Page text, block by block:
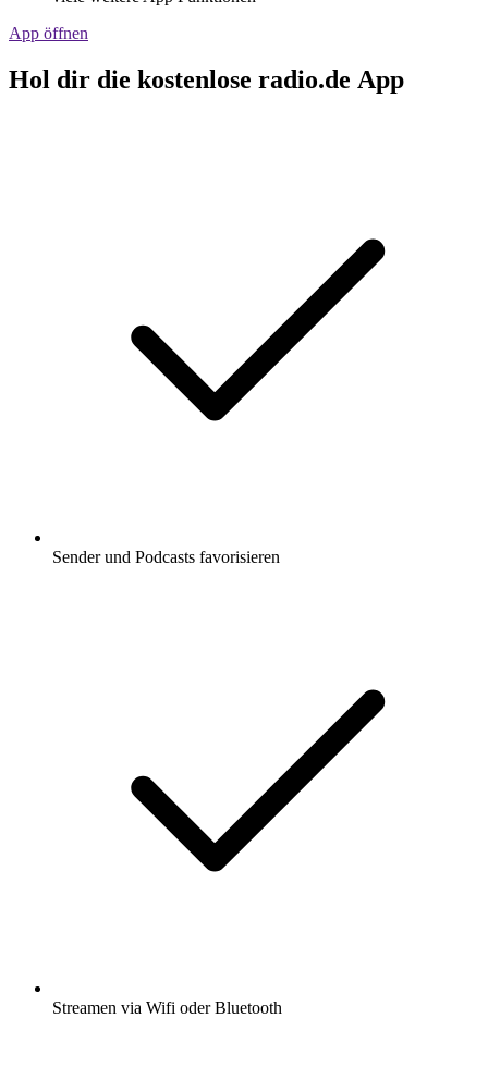
App öffnen
Hol dir die kostenlose radio.de App
Sender und Podcasts favorisieren
Streamen via Wifi oder Bluetooth